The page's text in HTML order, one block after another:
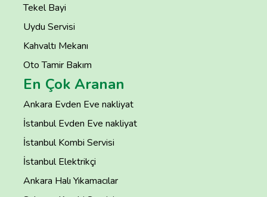
Tekel Bayi
Uydu Servisi
Kahvaltı Mekanı
Oto Tamir Bakım
En Çok Aranan
Ankara Evden Eve nakliyat
İstanbul Evden Eve nakliyat
İstanbul Kombi Servisi
İstanbul Elektrikçi
Ankara Halı Yıkamacılar